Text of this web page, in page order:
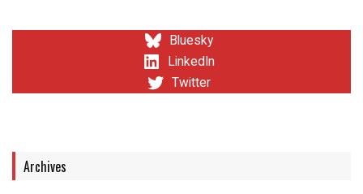
Bluesky
LinkedIn
Twitter
Archives